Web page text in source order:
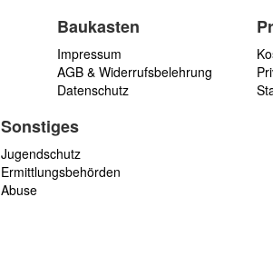
Baukasten
Impressum
AGB & Widerrufsbelehrung
Datenschutz
Sonstiges
Jugendschutz
Ermittlungsbehörden
Abuse